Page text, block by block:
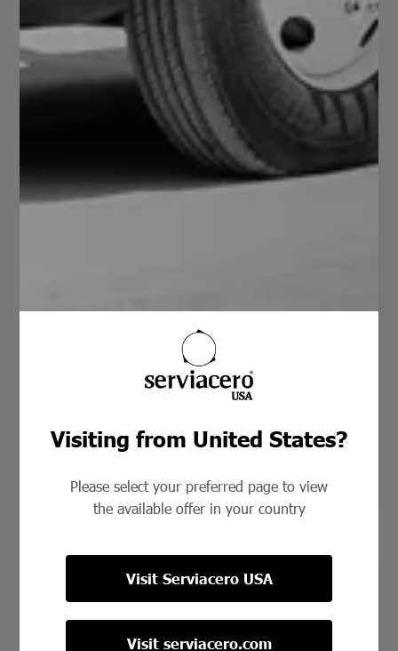
Bienvenidos al blog de este mes, les mostraremos como
Serviacero Tubulares realiza productos que conllevan
aplicación en la industria automotriz, siendo estos
componentes versátiles en aplicación desde un chasis
Read more
Visiting from United States?
Please select your preferred page to view
the available offer in your country
Visit Serviacero USA
Visit serviacero.com